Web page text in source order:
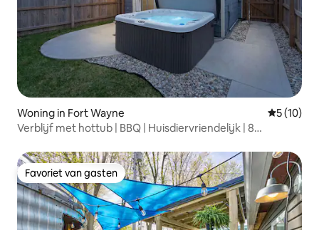
Woning in Fort Wayne
5 (10)
Verblijf met hottub | BBQ | Huisdiervriendelijk | 8
Favoriet van gasten
Favoriet van gasten